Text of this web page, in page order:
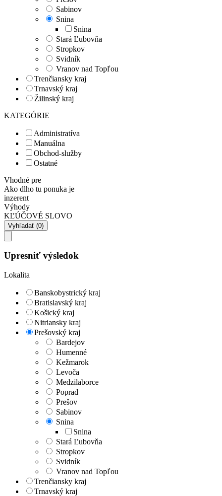
Sabinov
Snina
Snina
Stará Ľubovňa
Stropkov
Svidník
Vranov nad Topľou
Trenčiansky kraj
Trnavský kraj
Žilinský kraj
KATEGÓRIE
Administratíva
Manuálna
Obchod-služby
Ostatné
Vhodné pre
Ako dlho tu ponuka je
inzerent
Výhody
KĽÚČOVÉ SLOVO
Upresniť výsledok
Lokalita
Banskobystrický kraj
Bratislavský kraj
Košický kraj
Nitriansky kraj
Prešovský kraj
Bardejov
Humenné
Kežmarok
Levoča
Medzilaborce
Poprad
Prešov
Sabinov
Snina
Snina
Stará Ľubovňa
Stropkov
Svidník
Vranov nad Topľou
Trenčiansky kraj
Trnavský kraj